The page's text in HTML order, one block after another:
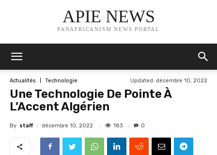
APIE NEWS
PANAFRICANISM NEWS PORTAL
Actualités Technologie Updated: décembre 10, 2022
Une Technologie De Pointe À
L’Accent Algérien
By staff décembre 10, 2022 183 0